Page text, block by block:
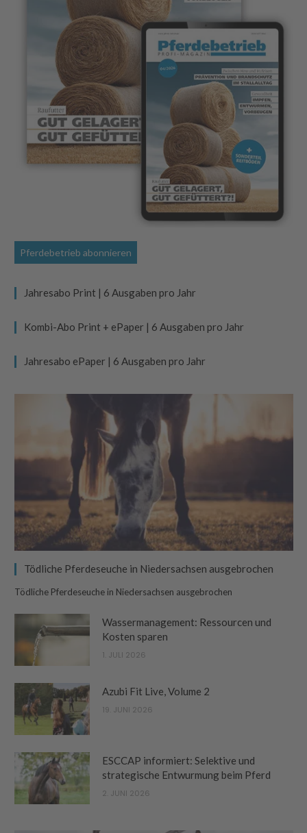
Pferdebetrieb abonnieren
Jahresabo Print | 6 Ausgaben pro Jahr
Kombi-Abo Print + ePaper | 6 Ausgaben pro Jahr
Jahresabo ePaper | 6 Ausgaben pro Jahr
Tödliche Pferdeseuche in Niedersachsen ausgebrochen
Tödliche Pferdeseuche in Niedersachsen ausgebrochen
Wassermanagement: Ressourcen und
Kosten sparen
1. JULI 2026
Azubi Fit Live, Volume 2
19. JUNI 2026
ESCCAP informiert: Selektive und
strategische Entwurmung beim Pferd
2. JUNI 2026